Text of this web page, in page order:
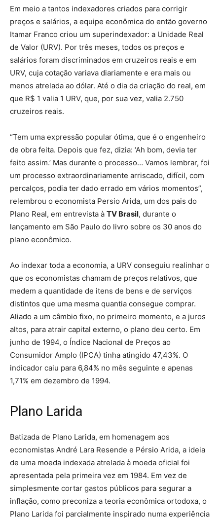
Em meio a tantos indexadores criados para corrigir
preços e salários, a equipe econômica do então governo
Itamar Franco criou um superindexador: a Unidade Real
de Valor (URV). Por três meses, todos os preços e
salários foram discriminados em cruzeiros reais e em
URV, cuja cotação variava diariamente e era mais ou
menos atrelada ao dólar. Até o dia da criação do real, em
que R$ 1 valia 1 URV, que, por sua vez, valia 2.750
cruzeiros reais.
“Tem uma expressão popular ótima, que é o engenheiro
de obra feita. Depois que fez, dizia: ‘Ah bom, devia ter
feito assim.’ Mas durante o processo… Vamos lembrar, foi
um processo extraordinariamente arriscado, difícil, com
percalços, podia ter dado errado em vários momentos”,
relembrou o economista Persio Arida, um dos pais do
Plano Real, em entrevista à TV Brasil, durante o
lançamento em São Paulo do livro sobre os 30 anos do
plano econômico.
Ao indexar toda a economia, a URV conseguiu realinhar o
que os economistas chamam de preços relativos, que
medem a quantidade de itens de bens e de serviços
distintos que uma mesma quantia consegue comprar.
Aliado a um câmbio fixo, no primeiro momento, e a juros
altos, para atrair capital externo, o plano deu certo. Em
junho de 1994, o Índice Nacional de Preços ao
Consumidor Amplo (IPCA) tinha atingido 47,43%. O
indicador caiu para 6,84% no mês seguinte e apenas
1,71% em dezembro de 1994.
Plano Larida
Batizada de Plano Larida, em homenagem aos
economistas André Lara Resende e Pérsio Arida, a ideia
de uma moeda indexada atrelada à moeda oficial foi
apresentada pela primeira vez em 1984. Em vez de
simplesmente cortar gastos públicos para segurar a
inflação, como preconiza a teoria econômica ortodoxa, o
Plano Larida foi parcialmente inspirado numa experiência